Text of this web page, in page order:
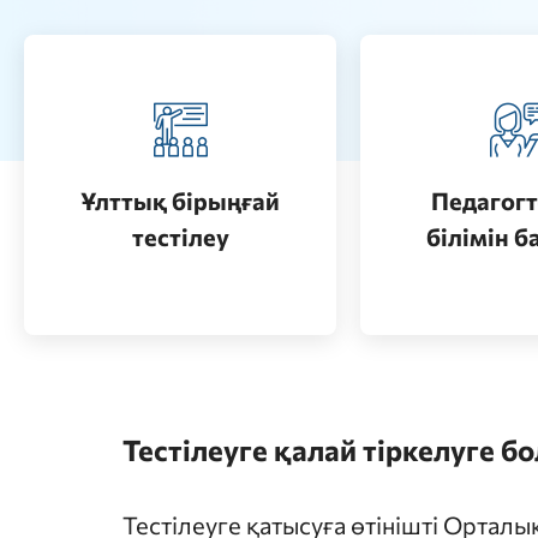
Ұлттық бірыңғай
тестілеу
Қазақстанда жоғары білім
Өту
білімінӨту
Тестілеуге қалай тіркелуге
Тестілеуге қатысуға өтінішті